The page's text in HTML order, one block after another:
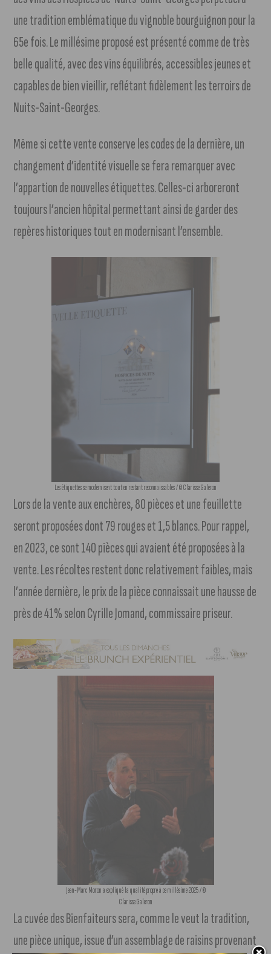
une tradition emblématique du vignoble bourguignon pour la
65e fois. Le millésime proposé est présenté comme de très
belle qualité, avec des vins équilibrés, accessibles jeunes et
capables de bien vieillir, reflétant fidèlement les terroirs de
Nuits-Saint-Georges.
Même si cette vente conserve les codes de la dernière, un
changement d’identité visuelle se fera remarquer avec
l’appartion de nouvelles étiquettes. Celles-ci arboreront
toujours l’ancien hôpital permettant ainsi de garder des
repères historiques tout en modernisant l’ensemble.
Les étiquettes se modernisent tout en restant reconnaissables / © Clarisse Galeron
Lors de la vente aux enchères, 80 pièces et une feuillette
seront proposées dont 79 rouges et 1,5 blancs. Pour rappel,
en 2023, ce sont 140 pièces qui avaient été proposées à la
vente. Les récoltes restent donc relativement faibles, mais
l’année dernière, le prix de la pièce connaissait une hausse de
près de 41% selon Cyrille Jomand, commissaire priseur.
Jean-Marc Moron a expliqué la qualité propre à ce millésime 2025 / ©
Clarisse Galeron
La cuvée des Bienfaiteurs sera, comme le veut la tradition,
une pièce unique, issue d’un assemblage de raisins provenant